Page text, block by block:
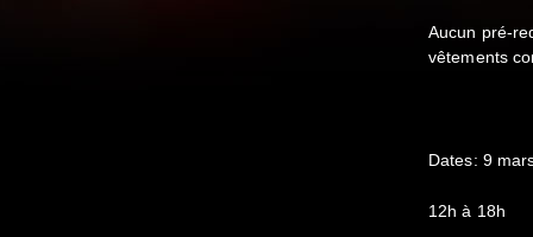
Aucun pré-
vêtements
Dates: 9
12h à 18h